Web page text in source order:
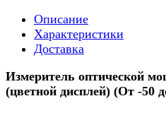
Описание
Характеристики
Доставка
Измеритель оптической
(цветной дисплей) (От -50